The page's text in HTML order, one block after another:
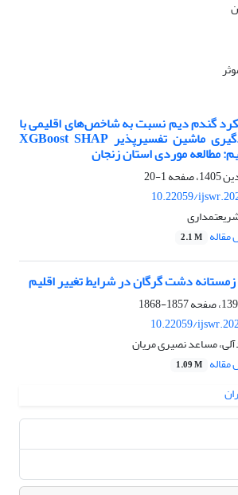
گندم دیم نسبت به شاخص‌های اقلیمی با
استفاده از مدل یادگیری ماشین تفسیرپذیر XGBoost SHAP
مطالعه موردی استان زنجان
1-20
10.22059/
2.1 M
زمستانه دشت گرگان در شرایط تغییر اقلیم
1857-1868
10.22059/
مساعد نصیری مریان
1.09 M